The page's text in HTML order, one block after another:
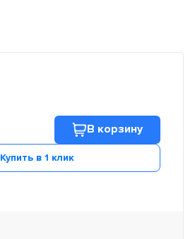
В корзину
Купить в 1 клик